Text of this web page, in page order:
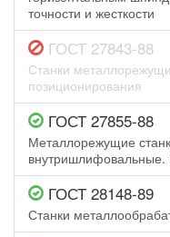
точности и жесткости
ГОСТ 27843-88
Станки
позиционирования
ГОСТ 27855-88
Металлорежущие
внутришлифовальные.
ГОСТ 28148-89
Станки